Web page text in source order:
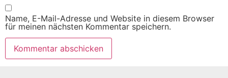
Name, E-Mail-Adresse und Website in diesem Browser
für meinen nächsten Kommentar speichern.